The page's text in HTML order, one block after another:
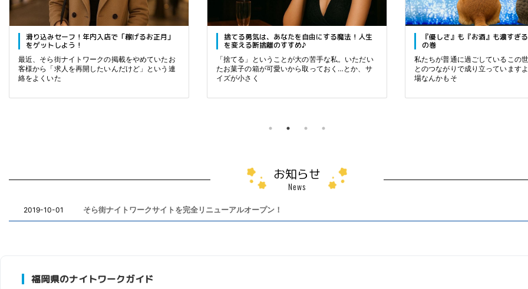
滑り込みセーフ！年内入店で「稼げるお正月」
をゲットしよう！
最近、そら街ナイトワークの掲載をやめていたお
客様から「求人を再開したいんだけど」という連
絡をよくいた
捨てる勇気は、あなたを自由にする魔法！人生
を変える断捨離のすすめ♪
「捨てる」ということが大の苦手な私。いただい
たお菓子の箱が可愛いから取っておく…とか、サ
イズが小さく
『優しさ』も『お酒』も濃すぎ
の巻
私たちが普通に過ごしているこの
とのつながりで成り立っています
場なんかもそ
お知らせ
News
2019-10-01 そら街ナイトワークサイトを完全リニューアルオープン！
福岡県のナイトワークガイド